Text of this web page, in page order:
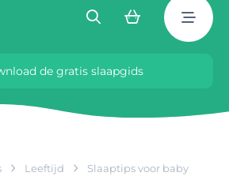
de gratis slaapgids
Leeftijd
Slaaptips voor baby